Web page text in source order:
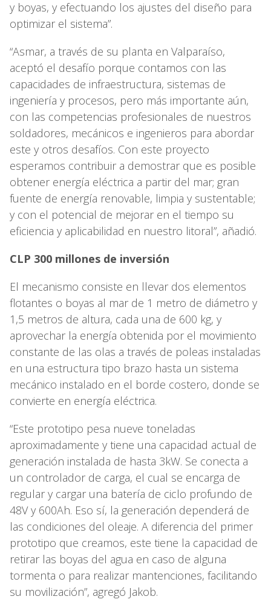
y boyas, y efectuando los ajustes del diseño para
optimizar el sistema”.
“Asmar, a través de su planta en Valparaíso,
aceptó el desafío porque contamos con las
capacidades de infraestructura, sistemas de
ingeniería y procesos, pero más importante aún,
con las competencias profesionales de nuestros
soldadores, mecánicos e ingenieros para abordar
este y otros desafíos. Con este proyecto
esperamos contribuir a demostrar que es posible
obtener energía eléctrica a partir del mar; gran
fuente de energía renovable, limpia y sustentable;
y con el potencial de mejorar en el tiempo su
eficiencia y aplicabilidad en nuestro litoral”, añadió.
CLP 300 millones de inversión
El mecanismo consiste en llevar dos elementos
flotantes o boyas al mar de 1 metro de diámetro y
1,5 metros de altura, cada una de 600 kg, y
aprovechar la energía obtenida por el movimiento
constante de las olas a través de poleas instaladas
en una estructura tipo brazo hasta un sistema
mecánico instalado en el borde costero, donde se
convierte en energía eléctrica.
“Este prototipo pesa nueve toneladas
aproximadamente y tiene una capacidad actual de
generación instalada de hasta 3kW. Se conecta a
un controlador de carga, el cual se encarga de
regular y cargar una batería de ciclo profundo de
48V y 600Ah. Eso sí, la generación dependerá de
las condiciones del oleaje. A diferencia del primer
prototipo que creamos, este tiene la capacidad de
retirar las boyas del agua en caso de alguna
tormenta o para realizar mantenciones, facilitando
su movilización”, agregó Jakob.